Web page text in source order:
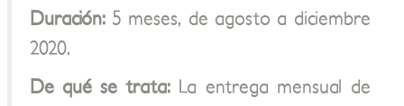
Duración: 5 meses, de agosto a diciembre
2020.
De qué se trata:La entrega mensual de